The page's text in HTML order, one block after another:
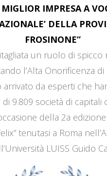
MIGLIOR IMPRESA A
DELLA
FROSINONE”
un ruolo di
l’Alta Onorificenza di
da esperti che
9.809 società di capitali
della 2a
tenutasi a Roma
LUISS Guido